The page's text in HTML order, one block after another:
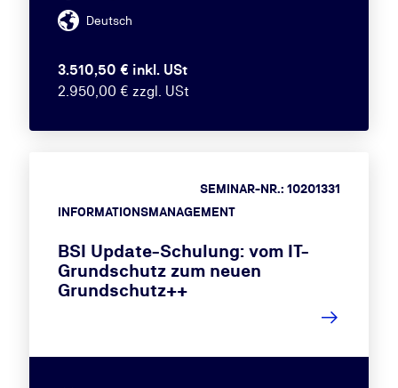
Deutsch
3.510,50 € inkl. USt
2.950,00 € zzgl. USt
INFORMATIONSMANAGEMENT
SEMINAR-NR.: 10201331
BSI Update-Schulung: vom IT-
Grundschutz zum neuen
Grundschutz++